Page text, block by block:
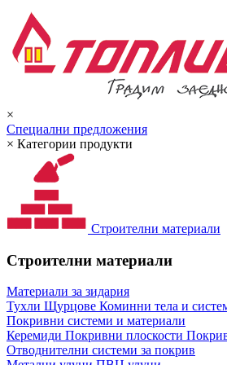
×
Специални предложения
× Категории продукти
Строителни материали
Строителни материали
Материали за зидария
Тухли Щурцове Коминни тела и
Покривни системи и материали
Керемиди Покривни плоскости
Отводнителни системи за покрив